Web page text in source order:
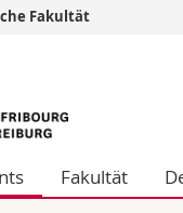
Theologische
Philosophische
Fak. für
Fakultät
Fakultät